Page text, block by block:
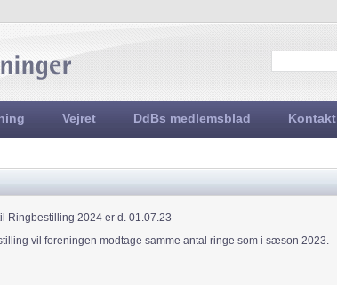
Søgefelt
Søg
Vejret DdBs medlemsblad Kontakt
Ringbestilling 2024 er d. 01.07.23
vil foreningen modtage samme antal ringe som i sæson 2023.